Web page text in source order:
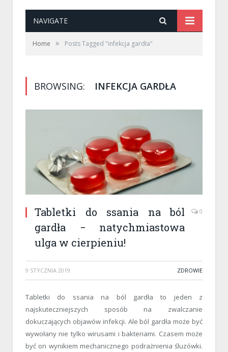
NAVIGATE
Home » Posts Tagged "infekcja gardła"
BROWSING: INFEKCJA GARDŁA
Tabletki do ssania na ból
gardła − natychmiastowa
ulga w cierpieniu!
0
9 STYCZNIA 2019 ZDROWIE
Tabletki do ssania na ból gardła to jeden z
najskuteczniejszych sposób na zwalczanie
dokuczających objawów infekcji. Ale ból gardła może być
wywołany nie tylko wirusami i bakteriami. Czasem może
być on wynikiem mechanicznego podrażnienia śluzówki.